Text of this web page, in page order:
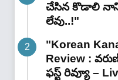
చేసిన కొడాలి నాని
లేవు..!"
"Korean
Review :
ఫస్ట్ రివ్యూ –